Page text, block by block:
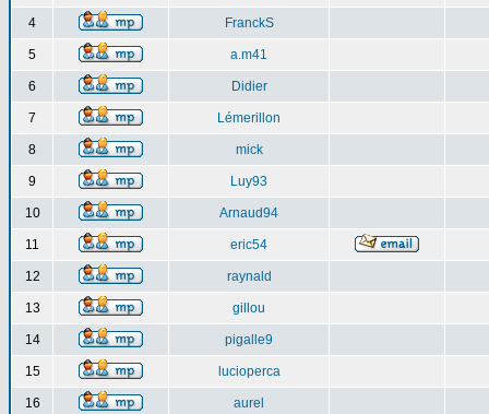
4 FranckS
5 a.m41
6 Didier
7 Lémerillon
8 mick
9 Luy93
10 Arnaud94
11 eric54
12 raynald
13 gillou
14 pigalle9
15 lucioperca
16 aurel